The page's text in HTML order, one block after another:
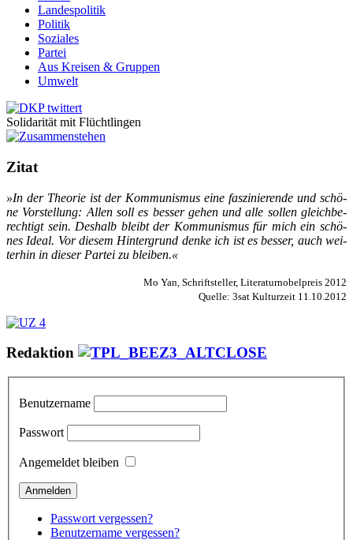
Landespolitik
Politik
Soziales
Partei
Aus Kreisen & Gruppen
Umwelt
Solidarität mit Flüchtlingen
Zitat
»In der Theo­rie ist der Kom­­mu­­nis­­mus ei­ne fas­zi­­nie­­ren­de und schö­
ne Vor­stel­­lung: Al­len soll es bes­ser ge­hen und al­le sol­len gleich­be­
rech­­tigt sein. Des­halb bleibt der Kom­­mu­­nis­­mus für mich ein schö­
nes Ide­al. Vor die­sem Hin­ter­grund den­ke ich ist es bes­ser, auch wei­
ter­hin in die­ser Par­tei zu blei­ben.«
Mo Yan, Schriftsteller, Literaturnobelpreis 2012
Quelle: 3sat Kulturzeit 11.10.2012
Redaktion
Benutzername
Passwort
Angemeldet bleiben
Passwort vergessen?
Benutzername vergessen?